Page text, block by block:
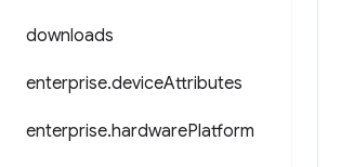
downloads
enterprise.deviceAttributes
enterprise.hardwarePlatform